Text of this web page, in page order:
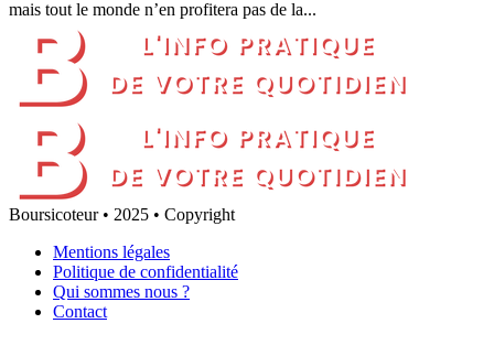
mais tout le monde n’en profitera pas de la...
Boursicoteur • 2025 • Copyright
Mentions légales
Politique de confidentialité
Qui sommes nous ?
Contact